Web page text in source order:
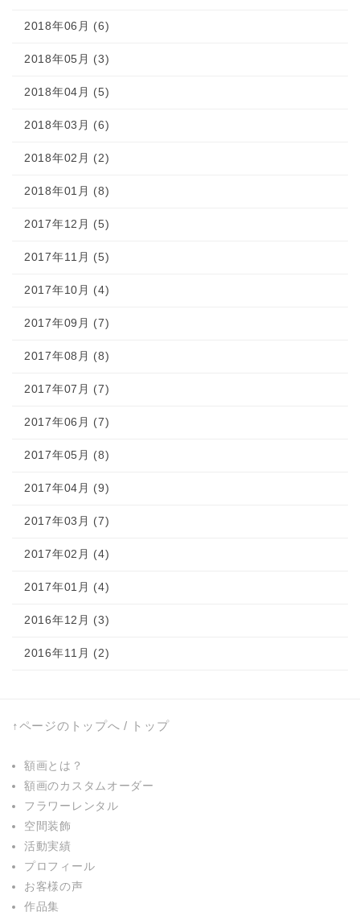
2018年06月 (6)
2018年05月 (3)
2018年04月 (5)
2018年03月 (6)
2018年02月 (2)
2018年01月 (8)
2017年12月 (5)
2017年11月 (5)
2017年10月 (4)
2017年09月 (7)
2017年08月 (8)
2017年07月 (7)
2017年06月 (7)
2017年05月 (8)
2017年04月 (9)
2017年03月 (7)
2017年02月 (4)
2017年01月 (4)
2016年12月 (3)
2016年11月 (2)
↑ページのトップへ / トップ
額画とは？
額画のカスタムオーダー
フラワーレンタル
空間装飾
活動実績
プロフィール
お客様の声
作品集